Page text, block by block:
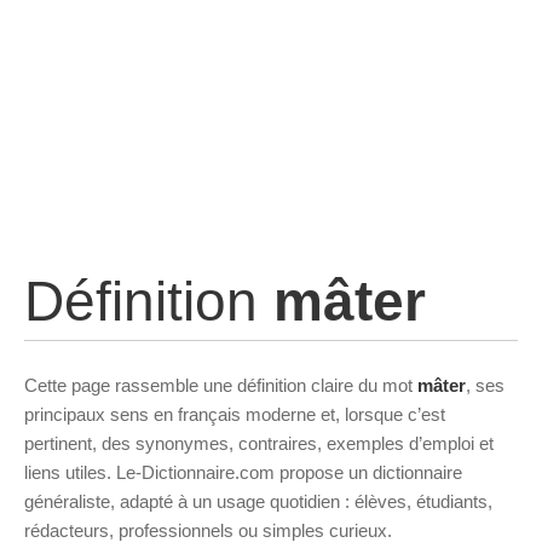
Définition mâter
Cette page rassemble une définition claire du mot mâter, ses
principaux sens en français moderne et, lorsque c’est
pertinent, des synonymes, contraires, exemples d’emploi et
liens utiles. Le-Dictionnaire.com propose un dictionnaire
généraliste, adapté à un usage quotidien : élèves, étudiants,
rédacteurs, professionnels ou simples curieux.